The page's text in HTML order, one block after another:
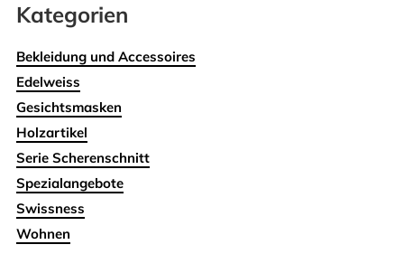
Kategorien
Bekleidung und Accessoires
Edelweiss
Gesichtsmasken
Holzartikel
Serie Scherenschnitt
Spezialangebote
Swissness
Wohnen